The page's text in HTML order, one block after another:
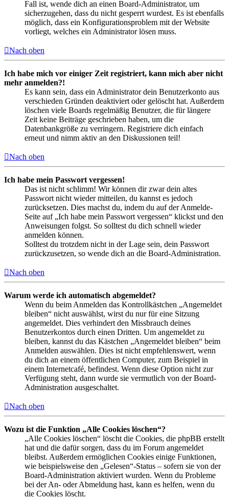
Fall ist, wende dich an einen Board-Administrator, um
sicherzugehen, dass du nicht gesperrt wurdest. Es ist ebenfalls
möglich, dass ein Konfigurationsproblem mit der Website
vorliegt, welches ein Administrator lösen muss.
Nach oben
Ich habe mich vor einiger Zeit registriert, kann mich aber nicht
mehr anmelden?!
Es kann sein, dass ein Administrator dein Benutzerkonto aus
verschieden Gründen deaktiviert oder gelöscht hat. Außerdem
löschen viele Boards regelmäßig Benutzer, die für längere
Zeit keine Beiträge geschrieben haben, um die
Datenbankgröße zu verringern. Registriere dich einfach
erneut und nimm aktiv an den Diskussionen teil!
Nach oben
Ich habe mein Passwort vergessen!
Das ist nicht schlimm! Wir können dir zwar dein altes
Passwort nicht wieder mitteilen, du kannst es jedoch
zurücksetzen. Dies machst du, indem du auf der Anmelde-
Seite auf „Ich habe mein Passwort vergessen“ klickst und den
Anweisungen folgst. So solltest du dich schnell wieder
anmelden können.
Solltest du trotzdem nicht in der Lage sein, dein Passwort
zurückzusetzen, so wende dich an die Board-Administration.
Nach oben
Warum werde ich automatisch abgemeldet?
Wenn du beim Anmelden das Kontrollkästchen „Angemeldet
bleiben“ nicht auswählst, wirst du nur für eine Sitzung
angemeldet. Dies verhindert den Missbrauch deines
Benutzerkontos durch einen Dritten. Um angemeldet zu
bleiben, kannst du das Kästchen „Angemeldet bleiben“ beim
Anmelden auswählen. Dies ist nicht empfehlenswert, wenn
du dich an einem öffentlichen Computer, zum Beispiel in
einem Internetcafé, befindest. Wenn diese Option nicht zur
Verfügung steht, dann wurde sie vermutlich von der Board-
Administration ausgeschaltet.
Nach oben
Wozu ist die Funktion „Alle Cookies löschen“?
„Alle Cookies löschen“ löscht die Cookies, die phpBB erstellt
hat und die dafür sorgen, dass du im Forum angemeldet
bleibst. Außerdem ermöglichen Cookies einige Funktionen,
wie beispielsweise den „Gelesen“-Status – sofern sie von der
Board-Administration aktiviert wurden. Wenn du Probleme
bei der An- oder Abmeldung hast, kann es helfen, wenn du
die Cookies löscht.